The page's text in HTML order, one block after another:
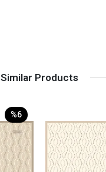
Similar Products
%6